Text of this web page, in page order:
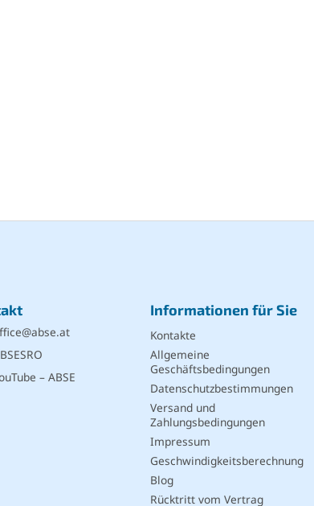
@abse.at
– ABSE
Informationen für Sie
Kontakte
Allgemeine
Geschäftsbedingungen
Datenschutzbestimmungen
Versand und
Zahlungsbedingungen
Impressum
Geschwindigkeitsberechnung
Blog
Rücktritt vom Vertrag